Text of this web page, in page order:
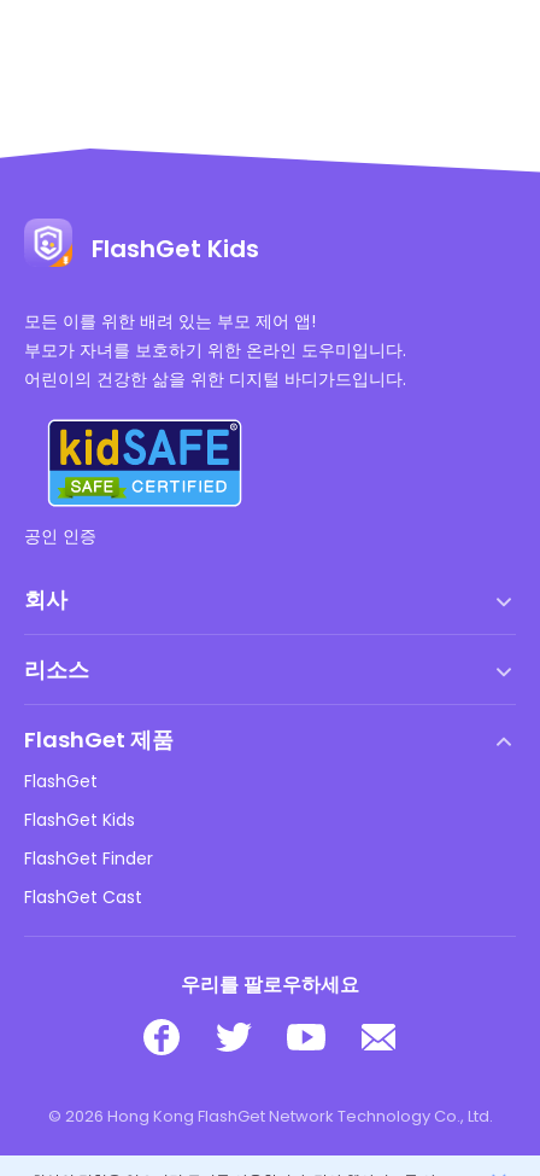
FlashGet Kids
모든 이를 위한 배려 있는 부모 제어 앱!
부모가 자녀를 보호하기 위한 온라인 도우미입니다.
어린이의 건강한 삶을 위한 디지털 바디가드입니다.
공인 인증
회사
DMCA 정책
개인정보 처리방침
광고 정책
내 정보를 판매하지 마십시오
리소스
블로그
아동 온라인 안전
다운로드
FlashGet 제품
FlashGet
FlashGet Kids
FlashGet Finder
FlashGet Cast
우리를 팔로우하세요
© 2026 Hong Kong FlashGet Network Technology Co., Ltd.